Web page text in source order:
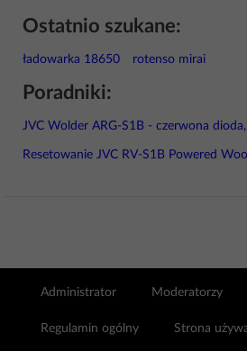
Ostatnio szukane:
ładowarka 18650 rotenso mirai
Poradniki:
JVC Wolder ARG-S1B - czerwona
Resetowanie JVC RV-S1B Powered
Administrator Moderatorzy
Regulamin ogólny Strona